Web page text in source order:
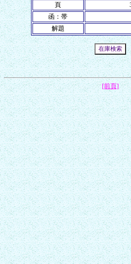
頁
函：帯
解題
[前頁]